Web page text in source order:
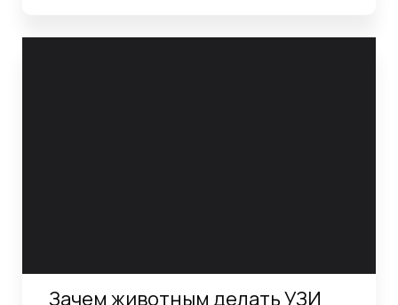
Зачем животным делать УЗИ